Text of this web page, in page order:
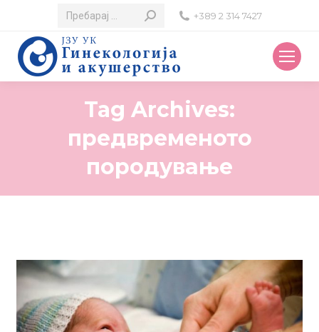
Search:
+389 2 314 7427
Tag Archives:
предвременото
породување